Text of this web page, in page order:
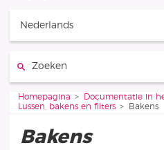
Contribution
Nederlands
Je bent hier:
Homepagina Documentatie in
Lussen, bakens en filters
Bakens
Bakens